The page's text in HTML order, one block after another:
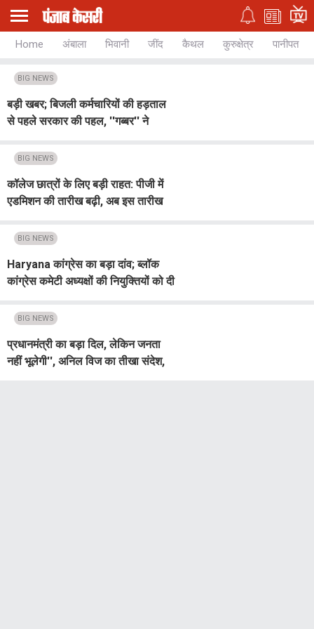
Home अंबाला भिवानी जींद कैथल कुरुक्षेत्र पानीपत
BIG NEWS
बड़ी खबर; बिजली कर्मचारियों की हड़ताल
से पहले सरकार की पहल, ''गब्बर'' ने
बुलाया
BIG NEWS
कॉलेज छात्रों के लिए बड़ी राहत: पीजी में
एडमिशन की तारीख बढ़ी, अब इस तारीख
BIG NEWS
Haryana कांग्रेस का बड़ा दांव; ब्लॉक
कांग्रेस कमेटी अध्यक्षों की नियुक्तियों को दी
BIG NEWS
प्रधानमंत्री का बड़ा दिल, लेकिन जनता
नहीं भूलेगी'', अनिल विज का तीखा संदेश,